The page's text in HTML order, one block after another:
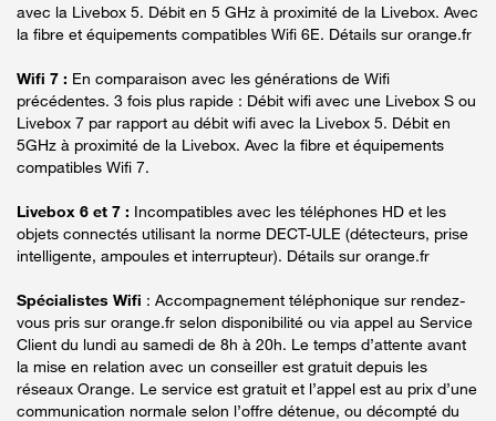
avec la Livebox 5. Débit en 5 GHz à proximité de la Livebox. Avec
la fibre et équipements compatibles Wifi 6E. Détails sur orange.fr
Wifi 7 : En comparaison avec les générations de Wifi
précédentes. 3 fois plus rapide : Débit wifi avec une Livebox S ou
Livebox 7 par rapport au débit wifi avec la Livebox 5. Débit en
5GHz à proximité de la Livebox. Avec la fibre et équipements
compatibles Wifi 7.
Livebox 6 et 7 : Incompatibles avec les téléphones HD et les
objets connectés utilisant la norme DECT-ULE (détecteurs, prise
intelligente, ampoules et interrupteur). Détails sur orange.fr
Spécialistes Wifi : Accompagnement téléphonique sur rendez-
vous pris sur orange.fr selon disponibilité ou via appel au Service
Client du lundi au samedi de 8h à 20h. Le temps d’attente avant
la mise en relation avec un conseiller est gratuit depuis les
réseaux Orange. Le service est gratuit et l’appel est au prix d’une
communication normale selon l’offre détenue, ou décompté du